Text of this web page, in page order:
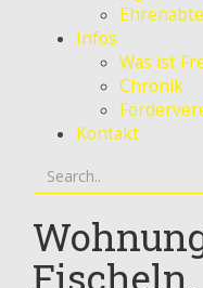
Infos
Was ist
Chronik
Kontakt
Fischeln,